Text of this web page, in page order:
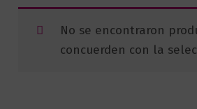
No se encontraron
concuerden con la